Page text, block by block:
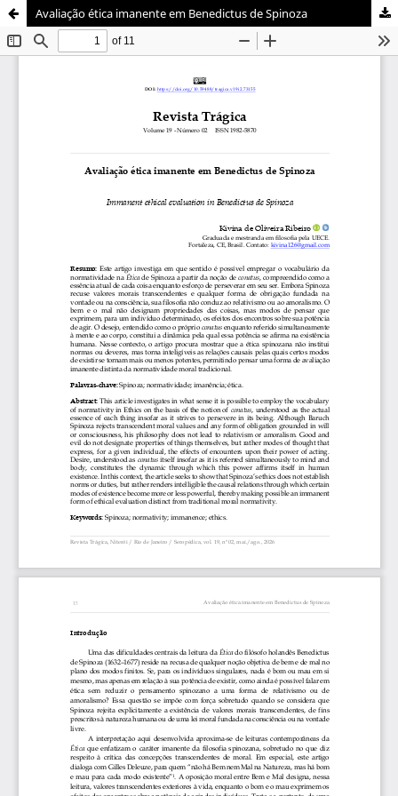
Avaliação ética imanente em Benedictus de Spinoza